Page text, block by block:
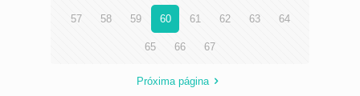
57 58 59 60 61 62 63 64
65 66 67
Próxima página